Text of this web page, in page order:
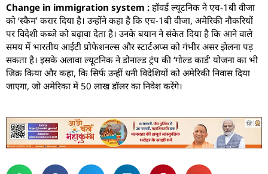
Change in immigration system : हॉवर्ड ल्यूटनिक ने एच-1बी वीजा
को ‘स्कैम’ करार दिया है। उन्होंने कहा है कि एच-1बी वीजा, अमेरिकी नौकरियों
पर विदेशी कब्जे को बढ़ावा देता है। उनके बयान ने संकेत दिया है कि आने वाले
समय में भारतीय आईटी प्रोफेशनल्स और स्टार्टअप्स को गंभीर असर झेलना पड़
सकता है। इसके अलावा ल्यूटनिक ने डोनाल्ड ट्रंप की ‘गोल्ड कार्ड’ योजना का भी
जिक्र किया और कहा, कि सिर्फ उन्हीं धनी विदेशियों को अमेरिकी निवास दिया
जाएगा, जो अमेरिका में 50 लाख डॉलर का निवेश करेंगे।